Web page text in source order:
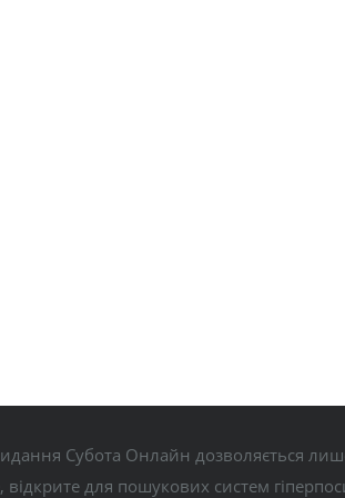
Субота Онлайн дозволяється
для пошукових систем